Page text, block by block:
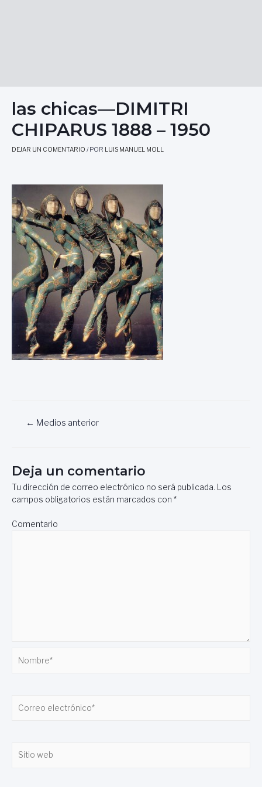
las chicas—DIMITRI
CHIPARUS 1888 – 1950
DEJAR UN COMENTARIO / POR LUIS MANUEL MOLL
Navegación
← Medios anterior
Deja un comentario
Tu dirección de correo electrónico no será publicada. Los
campos obligatorios están marcados con *
Comentario
electrónico*
web